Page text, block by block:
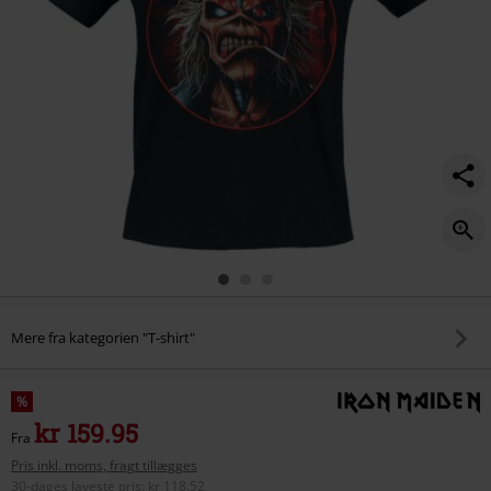
Mere fra kategorien "T-shirt"
%
Fra kr 159.95
Pris inkl. moms, fragt tillægges
30-dages laveste pris
kr 118.52